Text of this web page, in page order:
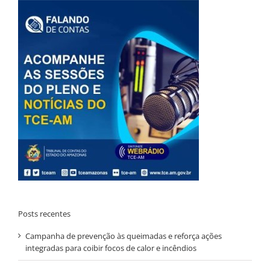
Posts recentes
Campanha de prevenção às queimadas e reforça ações
integradas para coibir focos de calor e incêndios